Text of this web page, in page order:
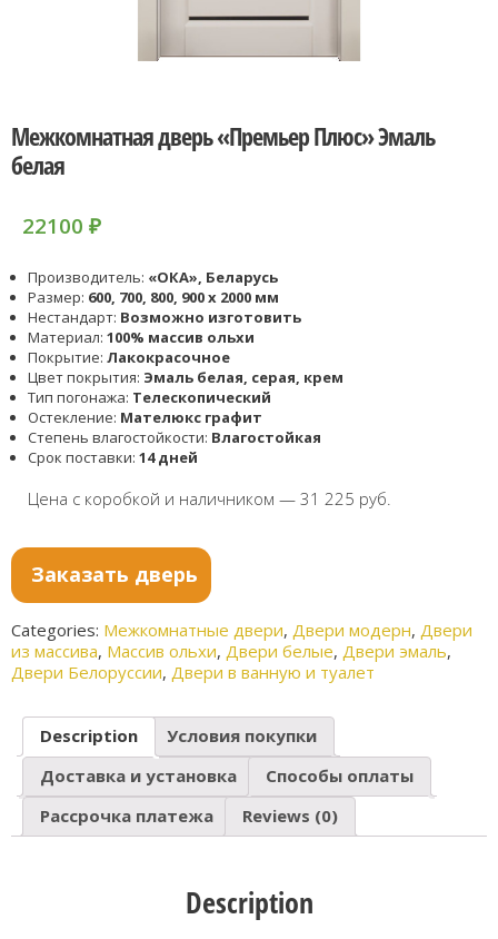
Межкомнатная дверь «Премьер Плюс» Эмаль
белая
22100 ₽
Производитель: «ОКА», Беларусь
Размер: 600, 700, 800, 900 x 2000 мм
Нестандарт: Возможно изготовить
Материал: 100% массив ольхи
Покрытие: Лакокрасочное
Цвет покрытия: Эмаль белая, серая, крем
Тип погонажа: Телескопический
Остекление: Мателюкс графит
Степень влагостойкости: Влагостойкая
Срок поставки: 14 дней
Цена с коробкой и наличником — 31 225 руб.
Заказать дверь
Categories: Межкомнатные двери, Двери модерн, Двери
из массива, Массив ольхи, Двери белые, Двери эмаль,
Двери Белоруссии, Двери в ванную и туалет
Description
Условия покупки
Доставка и установка
Способы оплаты
Рассрочка платежа
Reviews (0)
Description